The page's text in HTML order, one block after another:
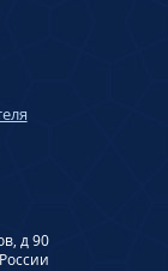
д 90